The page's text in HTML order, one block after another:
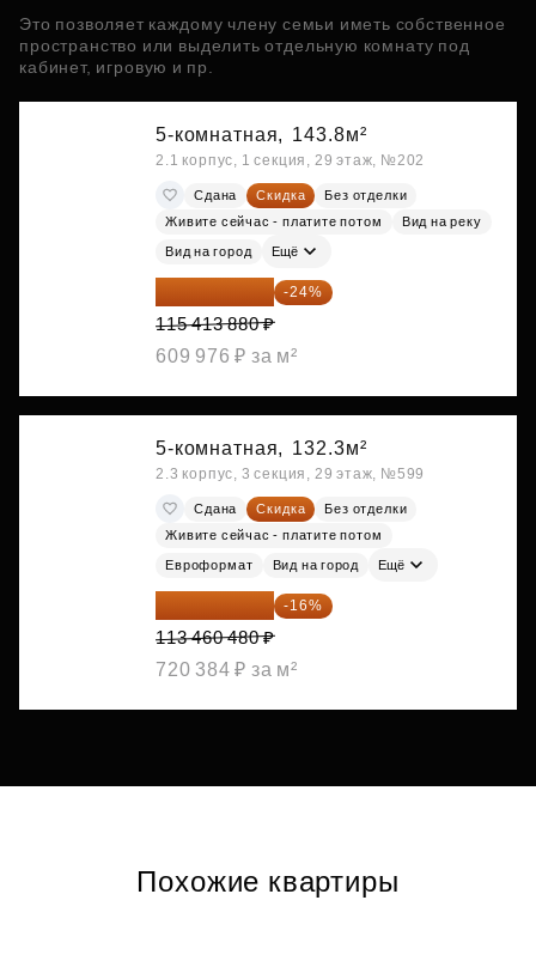
Это позволяет каждому члену семьи иметь собственное
пространство или выделить отдельную комнату под
кабинет, игровую и пр.
5-комнатная, 143.8м²
2.1 корпус, 1 секция, 29 этаж, №202
Сдана Скидка
Без отделки
Живите сейчас - платите потом
Вид на реку
Вид на город Ещё
87 714 549 ₽ -24%
115 413 880 ₽
609 976 ₽ за м²
5-комнатная, 132.3м²
2.3 корпус, 3 секция, 29 этаж, №599
Сдана Скидка
Без отделки
Живите сейчас - платите потом
Евроформат Вид на город Ещё
95 306 803 ₽ -16%
113 460 480 ₽
720 384 ₽ за м²
Похожие квартиры